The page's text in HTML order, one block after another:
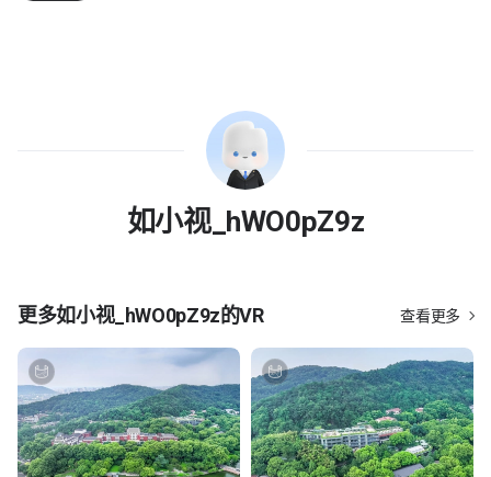
如小视_hWO0pZ9z
更多如小视_hWO0pZ9z的VR 查看更多